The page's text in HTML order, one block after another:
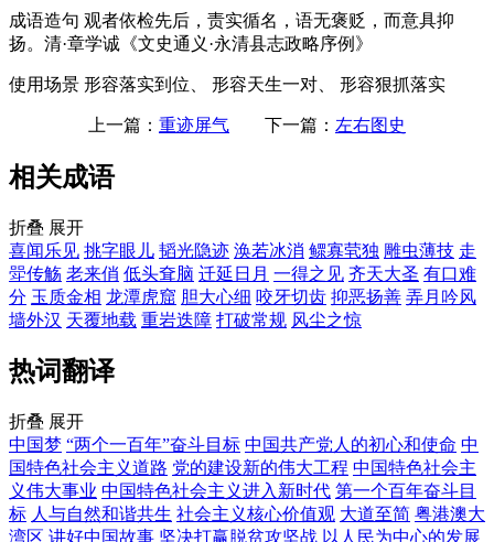
成语造句 观者依检先后，责实循名，语无褒贬，而意具抑
扬。清·章学诚《文史通义·永清县志政略序例》
使用场景 形容落实到位、 形容天生一对、 形容狠抓落实
上一篇： 重迹屏气 下一篇： 左右图史
相关成语
折叠 展开
喜闻乐见 挑字眼儿 韬光隐迹 涣若冰消 鳏寡茕独 雕虫薄技 走
斝传觞 老来俏 低头耷脑 迁延日月 一得之见 齐天大圣 有口难
分 玉质金相 龙潭虎窟 胆大心细 咬牙切齿 抑恶扬善 弄月吟风
墙外汉 天覆地载 重岩迭障 打破常规 风尘之惊
热词翻译
折叠 展开
中国梦 “两个一百年”奋斗目标 中国共产党人的初心和使命 中
国特色社会主义道路 党的建设新的伟大工程 中国特色社会主
义伟大事业 中国特色社会主义进入新时代 第一个百年奋斗目
标 人与自然和谐共生 社会主义核心价值观 大道至简 粤港澳大
湾区 讲好中国故事 坚决打赢脱贫攻坚战 以人民为中心的发展